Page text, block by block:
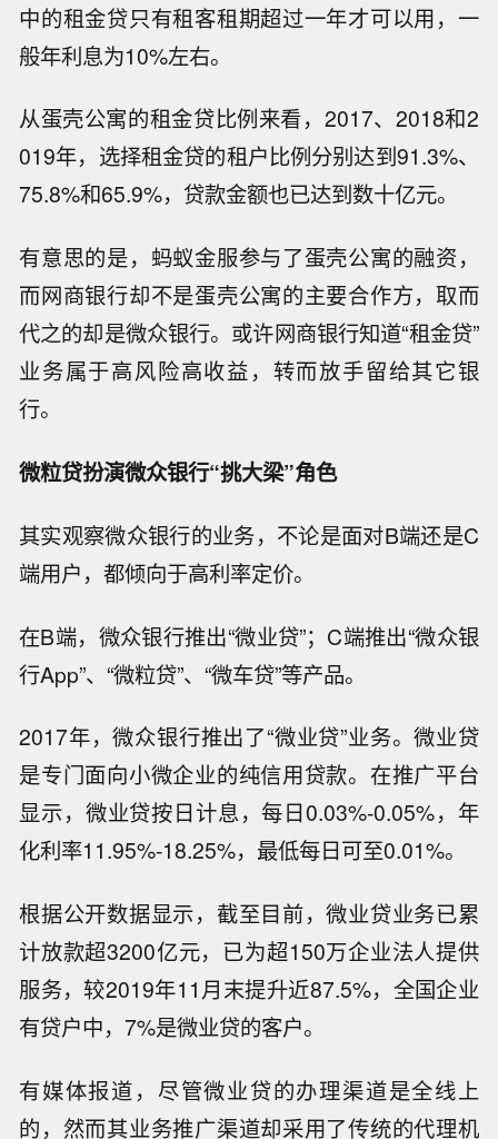
中的租金贷只有租客租期超过一年才可以用，一
般年利息为10%左右。
从蛋壳公寓的租金贷比例来看，2017、2018和2
019年，选择租金贷的租户比例分别达到91.3%、
75.8%和65.9%，贷款金额也已达到数十亿元。
有意思的是，蚂蚁金服参与了蛋壳公寓的融资，
而网商银行却不是蛋壳公寓的主要合作方，取而
代之的却是微众银行。或许网商银行知道“租金贷”
业务属于高风险高收益，转而放手留给其它银
行。
微粒贷扮演微众银行“挑大梁”角色
其实观察微众银行的业务，不论是面对B端还是C
端用户，都倾向于高利率定价。
在B端，微众银行推出“微业贷”；C端推出“微众银
行App”、“微粒贷”、“微车贷”等产品。
2017年，微众银行推出了“微业贷”业务。微业贷
是专门面向小微企业的纯信用贷款。在推广平台
显示，微业贷按日计息，每日0.03%-0.05%，年
化利率11.95%-18.25%，最低每日可至0.01%。
根据公开数据显示，截至目前，微业贷业务已累
计放款超3200亿元，已为超150万企业法人提供
服务，较2019年11月末提升近87.5%，全国企业
有贷户中，7%是微业贷的客户。
有媒体报道，尽管微业贷的办理渠道是全线上
的，然而其业务推广渠道却采用了传统的代理机